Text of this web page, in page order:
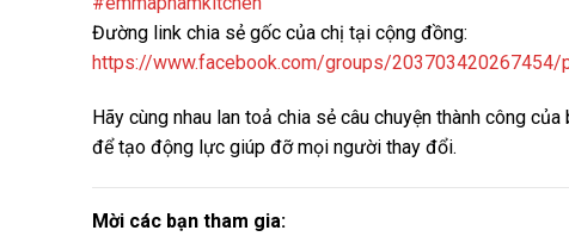
Đường link chia sẻ gốc của chị tại cộng đồng:
https://www.facebook.com/groups/
Hãy cùng nhau lan toả chia sẻ câu chuyện thành công
để tạo động lực giúp đỡ mọi người thay đổi.
Mời các bạn tham gia: